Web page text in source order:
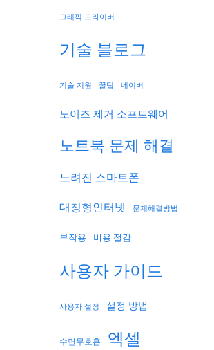
그래픽 드라이버
기술 블로그
기술 지원 꿀팁 네이버
노이즈 제거 소프트웨어
노트북 문제 해결
느려진 스마트폰
대칭형인터넷
문제해결방법
부작용 비용 절감
사용자 가이드
사용자 설정 설정 방법
수면무호흡 엑셀